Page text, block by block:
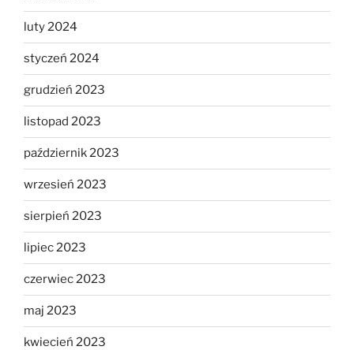
luty 2024
styczeń 2024
grudzień 2023
listopad 2023
październik 2023
wrzesień 2023
sierpień 2023
lipiec 2023
czerwiec 2023
maj 2023
kwiecień 2023